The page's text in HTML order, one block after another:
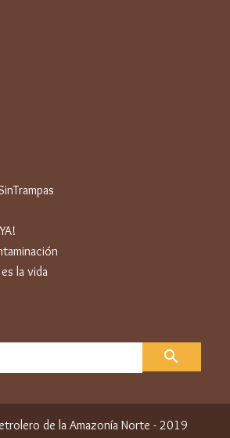
la vida
search
de la Amazonía Norte - 2019